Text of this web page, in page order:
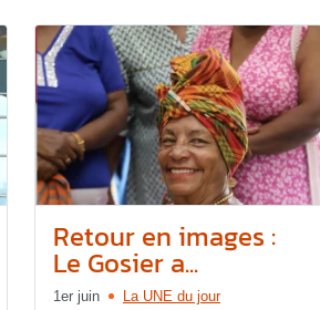
Retour en images :
Le Gosier a...
1er juin La UNE du jour